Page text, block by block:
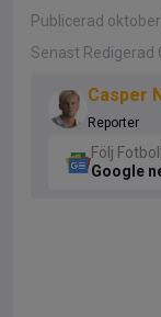
Publicerad
Senast Redigerad
Casper
Reporter
Följ
Google